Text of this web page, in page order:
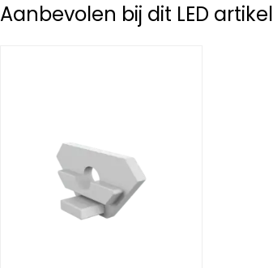
Aanbevolen bij dit LED artikel